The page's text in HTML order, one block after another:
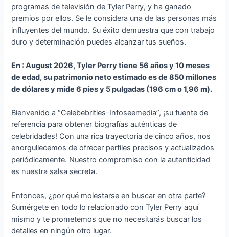
programas de televisión de Tyler Perry, y ha ganado
premios por ellos. Se le considera una de las personas más
influyentes del mundo. Su éxito demuestra que con trabajo
duro y determinación puedes alcanzar tus sueños.
En : August 2026, Tyler Perry tiene 56 años y 10 meses
de edad, su patrimonio neto estimado es de 850 millones
de dólares y mide 6 pies y 5 pulgadas (196 cm o 1,96 m).
Bienvenido a “Celebebrities-Infoseemedia”, ¡su fuente de
referencia para obtener biografías auténticas de
celebridades! Con una rica trayectoria de cinco años, nos
enorgullecemos de ofrecer perfiles precisos y actualizados
periódicamente. Nuestro compromiso con la autenticidad
es nuestra salsa secreta.
Entonces, ¿por qué molestarse en buscar en otra parte?
Sumérgete en todo lo relacionado con Tyler Perry aquí
mismo y te prometemos que no necesitarás buscar los
detalles en ningún otro lugar.